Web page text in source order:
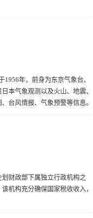
1956年，前身为东京气象台、
本气象观测以及火山、地震、
台风情报、气象预警等信息。
财政部下属独立行政机构之
机构充分确保国家税收收入，